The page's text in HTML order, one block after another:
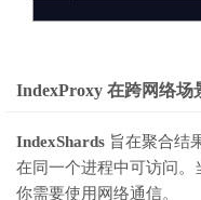
IndexProxy 在跨网络场
IndexShards 旨在聚合结
在同一个进程中可访问。
你需要使用网络通信。